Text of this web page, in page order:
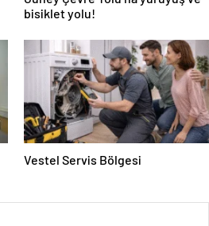
bisiklet yolu!
Vestel Servis Bölgesi